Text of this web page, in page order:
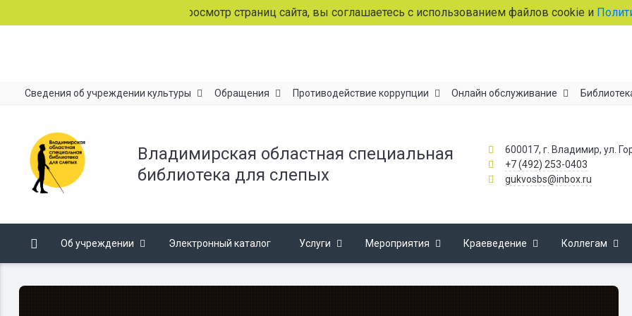
Продолжая просмотр страниц сайта, вы соглашаетесь с использованием файлов cookie иПолитикой об
Сведения об учреждении культуры Обращения Противодействие коррупции Онлайн обслуживание
Владимирская областная специальная
библиотека для слепых
600017, г. Владимир, ул.
+7 (492) 253-0403
gukvosbs@inbox.ru
Об учреждении Электронный каталог Услуги Мероприятия Краеведение Коллегам